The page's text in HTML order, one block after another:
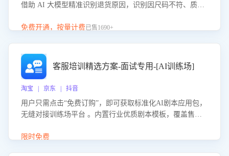
借助 AI 大模型精准识别退货原因，识别因尺码不符、质量
议，助力商家优化产品或服务，实现销售额的显著提升。
免费开通，按量计费已售1690+
客服培训精选方案-面试专用-[AI训练场]
淘宝 | 京东 | 抖音
用户只需点击“免费订购”，即可获取标准化AI剧本应用包，
无缝对接训练场平台 。内置行业优质剧本模板，覆盖售前
初始化时间，助力企业快速启动智能客服训练
限时免费